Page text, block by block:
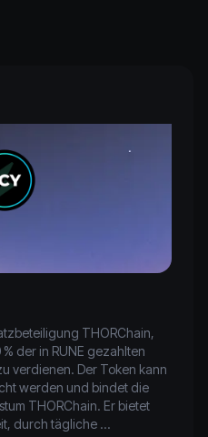
THORChain,
der in RUNE gezahlten
verdienen. Der Token kann
werden und bindet die
THORChain. Er bietet
durch tägliche